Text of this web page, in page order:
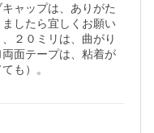
ャップは、ありがた
したら宜しくお願い
２０ミリは、曲がり
面テープは、粘着が
も）。